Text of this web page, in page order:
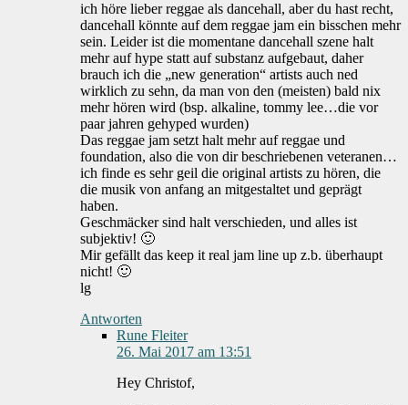
ich höre lieber reggae als dancehall, aber du hast recht,
dancehall könnte auf dem reggae jam ein bisschen mehr
sein. Leider ist die momentane dancehall szene halt
mehr auf hype statt auf substanz aufgebaut, daher
brauch ich die „new generation“ artists auch ned
wirklich zu sehn, da man von den (meisten) bald nix
mehr hören wird (bsp. alkaline, tommy lee…die vor
paar jahren gehyped wurden)
Das reggae jam setzt halt mehr auf reggae und
foundation, also die von dir beschriebenen veteranen…
ich finde es sehr geil die original artists zu hören, die
die musik von anfang an mitgestaltet und geprägt
haben.
Geschmäcker sind halt verschieden, und alles ist
subjektiv! 🙂
Mir gefällt das keep it real jam line up z.b. überhaupt
nicht! 🙂
lg
Antworten
Rune Fleiter
26. Mai 2017 am 13:51
Hey Christof,